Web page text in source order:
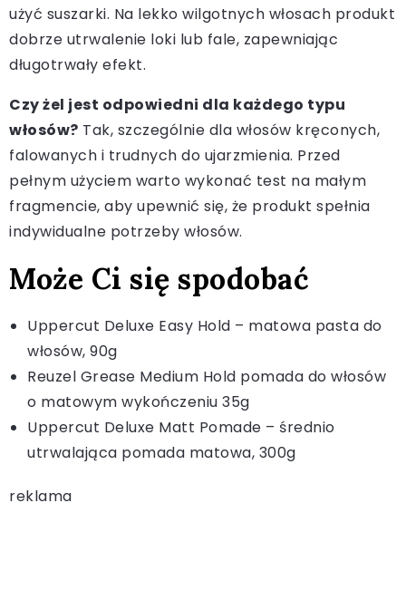
użyć suszarki. Na lekko wilgotnych włosach produkt
dobrze utrwalenie loki lub fale, zapewniając
długotrwały efekt.
Czy żel jest odpowiedni dla każdego typu
włosów? Tak, szczególnie dla włosów kręconych,
falowanych i trudnych do ujarzmienia. Przed
pełnym użyciem warto wykonać test na małym
fragmencie, aby upewnić się, że produkt spełnia
indywidualne potrzeby włosów.
Może Ci się spodobać
Uppercut Deluxe Easy Hold – matowa pasta do
włosów, 90g
Reuzel Grease Medium Hold pomada do włosów
o matowym wykończeniu 35g
Uppercut Deluxe Matt Pomade – średnio
utrwalająca pomada matowa, 300g
reklama